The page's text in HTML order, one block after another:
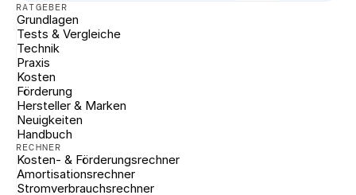
RATGEBER
Grundlagen
Tests & Vergleiche
Technik
Praxis
Kosten
Förderung
Hersteller & Marken
Neuigkeiten
Handbuch
RECHNER
Kosten- & Förderungsrechner
Amortisationsrechner
Stromverbrauchsrechner